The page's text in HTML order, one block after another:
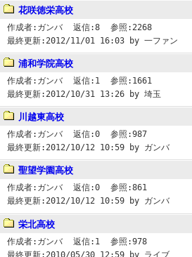
花咲徳栄高校
作成者: ガンバ 返信:8 参照: 2268
最終更新: 2012/11/01 16:03 by 一ファン
浦和学院高校
作成者: ガンバ 返信: 1 参照: 1661
最終更新: 2012/10/31 13:26 by 埼玉
川越東高校
作成者: ガンバ 返信:0 参照:987
最終更新: 2012/10/12 10:59 by ガンバ
聖望学園高校
作成者: ガンバ 返信:0 参照:861
最終更新: 2012/10/12 10:59 by ガンバ
栄北高校
作成者: ガンバ 返信: 1 参照:978
最終更新: 2010/05/30 12:59 by ライブ